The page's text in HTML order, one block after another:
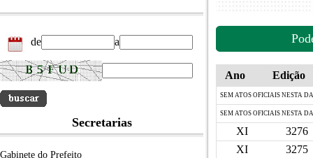
de a
Secretarias
Gabinete do Prefeito
Ano Edição
SEM ATOS OFICIAIS NESTA
SEM ATOS OFICIAIS NESTA
XI
3276
XI
3275